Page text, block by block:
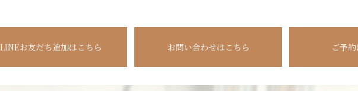
LINEお友だち追加はこちら お問い合わせはこちら ご予